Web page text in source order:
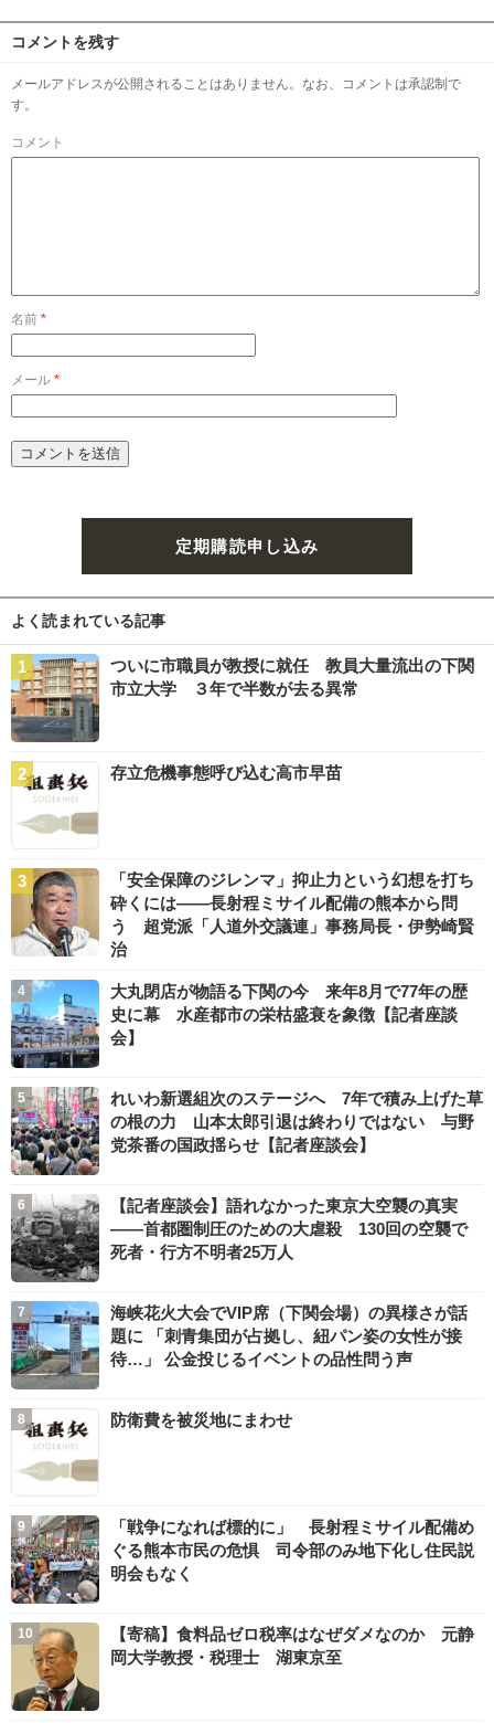
コメントを残す
メールアドレスが公開されることはありません。なお、コメントは承認制で
す。
コメント
名前 *
メール *
定期購読申し込み
よく読まれている記事
ついに市職員が教授に就任 教員大量流出の下関
市立大学 ３年で半数が去る異常
存立危機事態呼び込む高市早苗
「安全保障のジレンマ」抑止力という幻想を打ち
砕くには――長射程ミサイル配備の熊本から問
う 超党派「人道外交議連」事務局長・伊勢崎賢
治
大丸閉店が物語る下関の今 来年8月で77年の歴
史に幕 水産都市の栄枯盛衰を象徴【記者座談
会】
れいわ新選組次のステージへ 7年で積み上げた草
の根の力 山本太郎引退は終わりではない 与野
党茶番の国政揺らせ【記者座談会】
【記者座談会】語れなかった東京大空襲の真実
――首都圏制圧のための大虐殺 130回の空襲で
死者・行方不明者25万人
海峡花火大会でVIP席（下関会場）の異様さが話
題に 「刺青集団が占拠し、紐パン姿の女性が接
待…」 公金投じるイベントの品性問う声
防衛費を被災地にまわせ
「戦争になれば標的に」 長射程ミサイル配備め
ぐる熊本市民の危惧 司令部のみ地下化し住民説
明会もなく
【寄稿】食料品ゼロ税率はなぜダメなのか 元静
岡大学教授・税理士 湖東京至